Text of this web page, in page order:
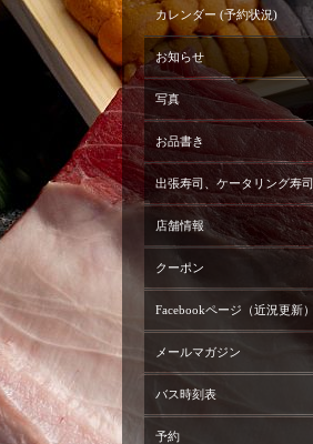
カレンダー (予約状況)
お知らせ
写真
お品書き
出張寿司、ケータリング寿司
店舗情報
クーポン
Facebookページ（近況更新）
メールマガジン
バス時刻表
予約